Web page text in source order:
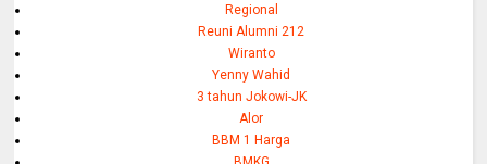
Regional
Reuni Alumni 212
Wiranto
Yenny Wahid
3 tahun Jokowi-JK
Alor
BBM 1 Harga